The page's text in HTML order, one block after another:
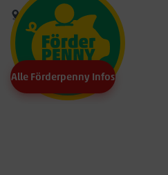
Alle Förderpenny Infos